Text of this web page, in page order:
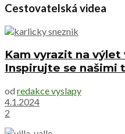
Cestovatelská videa
Kam vyrazit na
Inspirujte se našimi
od redakce vyslapy
4.1.2024
2